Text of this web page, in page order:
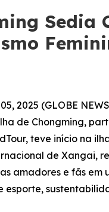
Sedia
2025 (GLOBE
de Chongming,
teve início na
de Xangai,
amadores e fãs em
esporte,